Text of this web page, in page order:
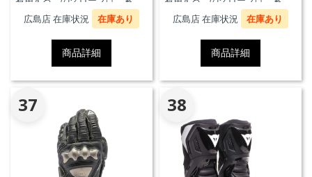
材、快適性、プロテクションに
おいて、優れたパフォーマンス
のためにダイネーゼテクノロジ
ーの真髄を表現しています。
広島店 在庫状況 在庫あり
商品詳細
材、快適性、プロテクションに
おいて、優れたパフォーマンス
のためにダイネーゼテクノロジ
ーの真髄を表現しています。
広島店 在庫状況 在庫あり
商品詳細
37 38